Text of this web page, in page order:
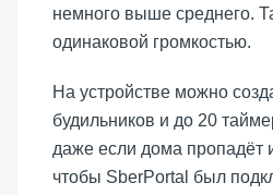
немного выше среднего.
одинаковой громкостью.
На устройстве можно
будильников и до 20
даже если дома пропадёт
чтобы SberPortal был